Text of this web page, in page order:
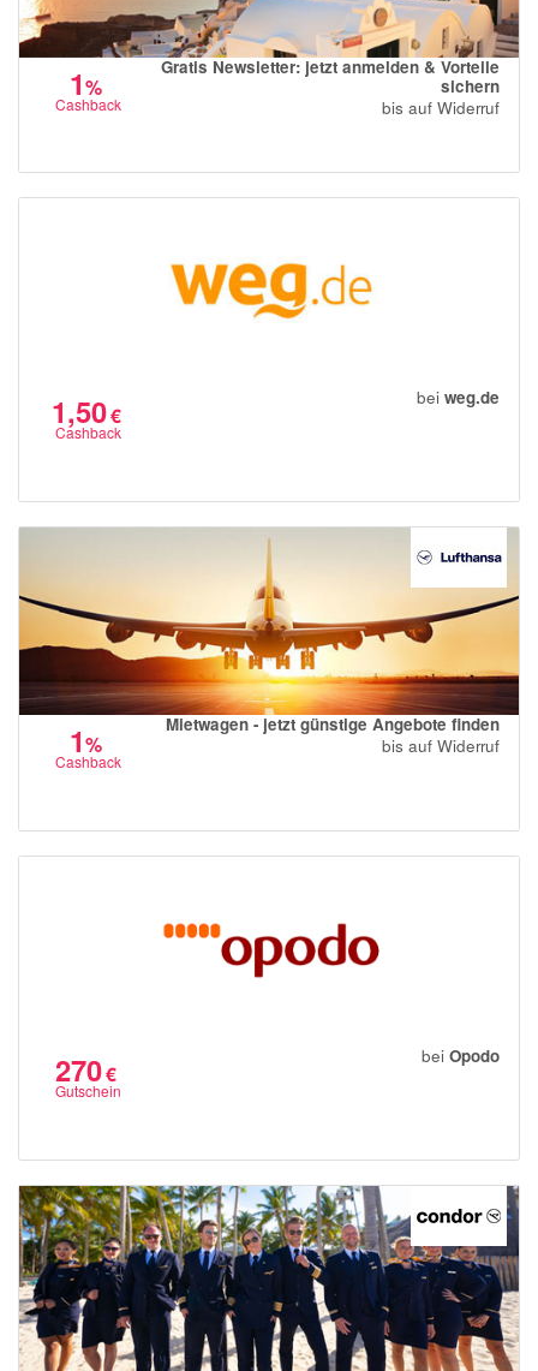
1%
Cashback
Gratis Newsletter: jetzt anmelden & Vorteile
sichern
bis auf Widerruf
1,50€
Cashback
bei weg.de
1%
Cashback
Mietwagen - jetzt günstige Angebote finden
bis auf Widerruf
270€
Gutschein
bei Opodo